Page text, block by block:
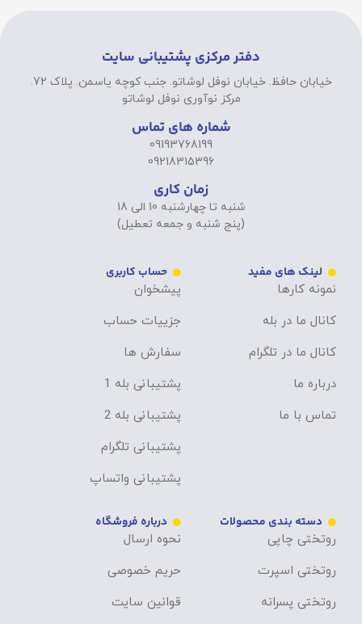
دفتر مرکزی پشتیبانی سایت
خیابان حافظ. خیابان نوفل لوشاتو. جنب کوچه یاسمن. پلاک 72.
مرکز نوآوری نوفل لوشاتو
شماره های تماس
09193768199
09218315396
زمان کاری
شنبه تا چهارشنبه 10 الی 18
(پنج شنبه و جمعه تعطیل)
لینک های مفید
نمونه کارها
کانال ما در بله
کانال ما در تلگرام
درباره ما
تماس با ما
حساب کاربری
پیشخوان
جزییات حساب
سفارش ها
پشتیبانی بله 1
پشتیبانی بله 2
پشتیبانی تلگرام
پشتیبانی واتساپ
دسته بندی محصولات
روتختی چاپی
روتختی اسپرت
روتختی پسرانه
درباره فروشگاه
نحوه ارسال
حریم خصوصی
قوانین سایت